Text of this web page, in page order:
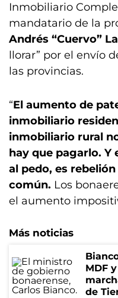
Inmobiliario
mandatario de la
Andrés “Cuervo”
llorar” por el envío
las provincias.
“El aumento de
inmobiliario
inmobiliario rural
hay que pagarlo. Y
al pedo, es
común. Los
el aumento
Más noticias
MDF
de